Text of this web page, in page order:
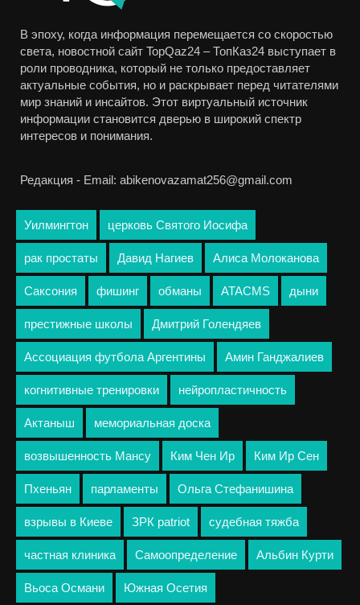
В эпоху, когда информация перемещается со скоростью
света, новостной сайт TopQaz24 – ТопКаз24 выступает в
роли проводника, который не только предоставляет
актуальные события, но и раскрывает перед читателями
мир знаний и инсайтов. Этот виртуальный источник
информации становится дверью в широкий спектр
интересов и понимания.
Редакция - Email: abikenovazamat256@gmail.com
Уилмингтон церковь Святого Иосифа
рак простаты Давид Нагиев Алиса Молоканова
Саксония фишинг обманы ATACMS дыни
престижные школы Дмитрий Голендяев
Ассоциация футбола Аргентины Амин Ганджалиев
когнитивные тренировки нейропластичность
Актаныш мемориальная доска
возвышенность Мансу Ким Чен Ир Ким Ир Сен
Пхеньян парламенты Ольга Стефанишина
взрывы в Киеве ЗРК patriot судебная тяжба
частная клиника Самоопределение Альбин Курти
Вьоса Османи Южная Осетия